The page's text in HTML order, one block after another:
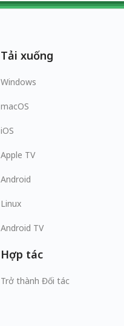
Tải xuống
Windows
macOS
iOS
Apple TV
Android
Linux
Android TV
Hợp tác
Trở thành Đối tác